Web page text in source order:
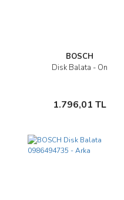
BOSCH
Disk Balata - Ön
1.796,01 TL
İncele
Sepete Ekle